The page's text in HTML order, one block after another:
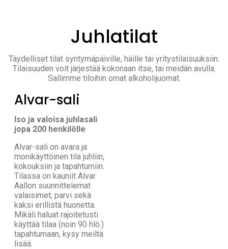
Juhlatilat
Täydelliset tilat syntymäpäiville, häille tai yritystilaisuuksiin.
Tilaisuuden voit järjestää kokonaan itse, tai meidän avulla.
Sallimme tiloihin omat alkoholijuomat.
Alvar-sali
Iso ja valoisa juhlasali
jopa 200 henkilölle
Alvar-sali on avara ja
monikäyttöinen tila juhliin,
kokouksiin ja tapahtumiin.
Tilassa on kauniit Alvar
Aallon suunnittelemat
valaisimet, parvi sekä
kaksi erillistä huonetta.
Mikäli haluat rajoitetusti
käyttää tilaa (noin 90 hlö.)
tapahtumaan, kysy meiltä
lisää.